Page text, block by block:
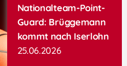
Nationalteam-Point-
Guard: Brüggemann
kommt nach Iserlohn
25.06.2026